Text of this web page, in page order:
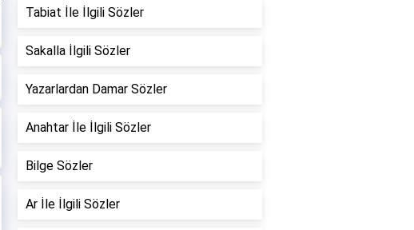
Tabiat İle İlgili Sözler
Sakalla İlgili Sözler
Yazarlardan Damar Sözler
Anahtar İle İlgili Sözler
Bilge Sözler
Ar İle İlgili Sözler